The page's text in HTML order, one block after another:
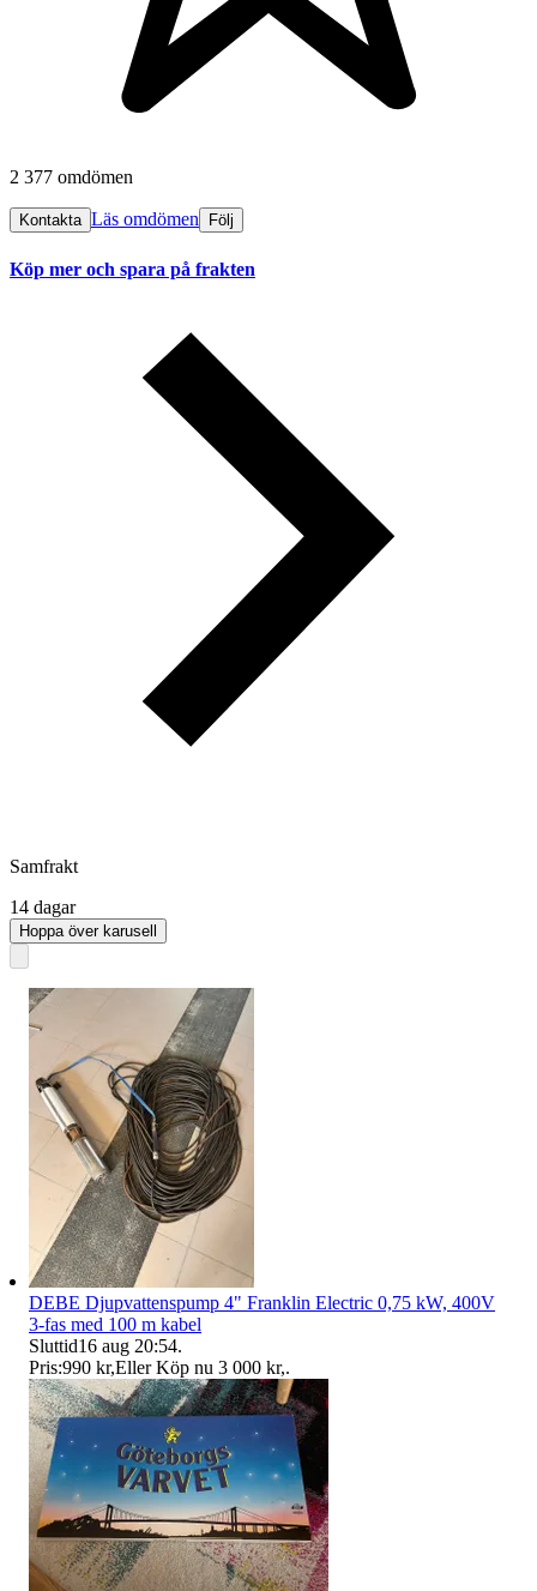
2 377 omdömen
Kontakta Läs omdömen Följ
Köp mer och spara på frakten
Samfrakt
14 dagar
Hoppa över karusell
DEBE Djupvattenspump 4" Franklin Electric 0,75 kW, 400V
3-fas med 100 m kabel
Sluttid16 aug 20:54.
Pris:990 kr,Eller Köp nu 3 000 kr,.